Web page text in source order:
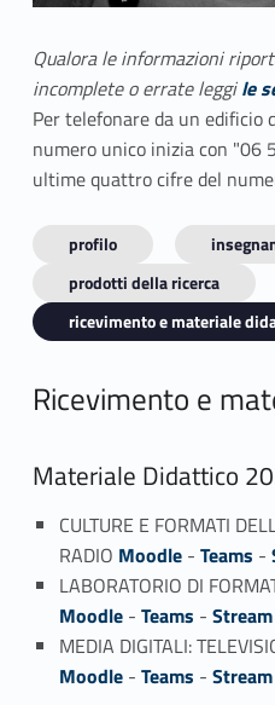
Qualora le informazioni
incomplete o errate leggile
Per telefonare da un edificio
numero unico inizia con "06
ultime quattro cifre del
profilo
prodotti della ricerca
ricevimento e materiale
Ricevimento e
Materiale Didattico
CULTURE E FORMATI
RADIO Moodle- Teams -
LABORATORIO DI
Moodle- Teams - Stream
MEDIA DIGITALI:
Moodle- Teams - Stream